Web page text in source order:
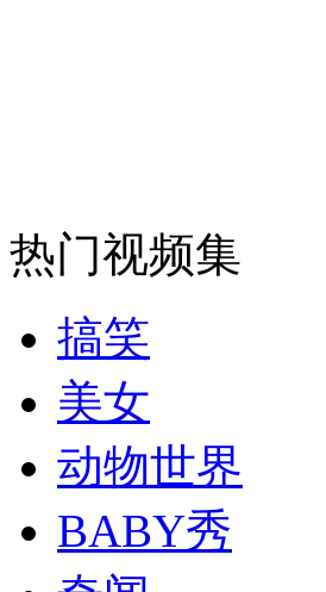
热门视频集
搞笑
美女
动物世界
BABY秀